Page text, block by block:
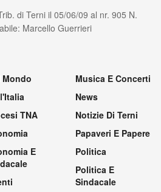
di Terni il 05/06/09 al nr. 905 N.
Marcello Guerrieri
Mondo
TNA
E
Musica E Concerti
News
Notizie Di Terni
Papaveri E Papere
Politica
Politica E
Sindacale